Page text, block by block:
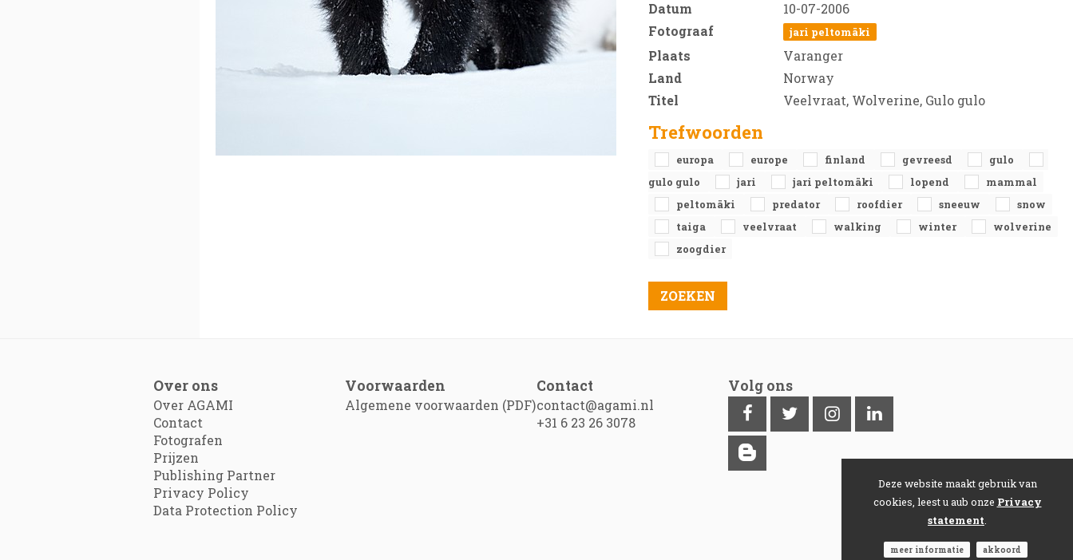
Datum
10-07-2006
Fotograaf
jari peltomäki
Plaats
Varanger
Land
Norway
Titel
Veelvraat, Wolverine, Gulo gulo
Trefwoorden
europa europe finland gevreesd
gulo
gulo gulo
jari jari peltomäki lopend
mammal
peltomäki
predator roofdier sneeuw
snow
taiga
veelvraat walking winter
wolverine
zoogdier
Over ons
Over AGAMI
Contact
Fotografen
Prijzen
Publishing Partner
Privacy Policy
Data Protection Policy
Voorwaarden
Algemene voorwaarden (PDF)
Contact
contact@agami.nl
+31 6 23 26 3078
Volg ons
Deze website maakt gebruik van
cookies, leest u aub onze Privacy
statement
meer informatie akkoord